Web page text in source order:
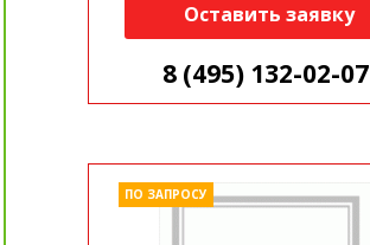
Оставить заявку
8 (495) 132-02-07
ПО ЗАПРОСУ